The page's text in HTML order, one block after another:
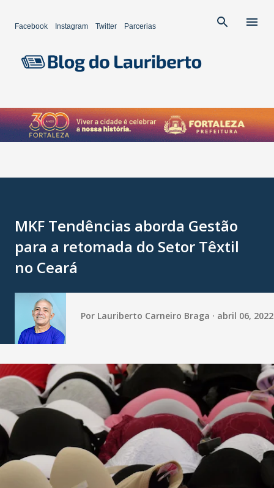
Facebook Instagram Twitter Parcerias
MKF Tendências aborda Gestão
para a retomada do Setor Têxtil
no Ceará
Por Lauriberto Carneiro Braga abril 06, 2022